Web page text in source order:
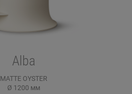
Alba
MATTE OYSTER
Ø 1200 мм